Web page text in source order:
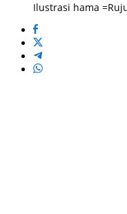
Ilustrasi hama